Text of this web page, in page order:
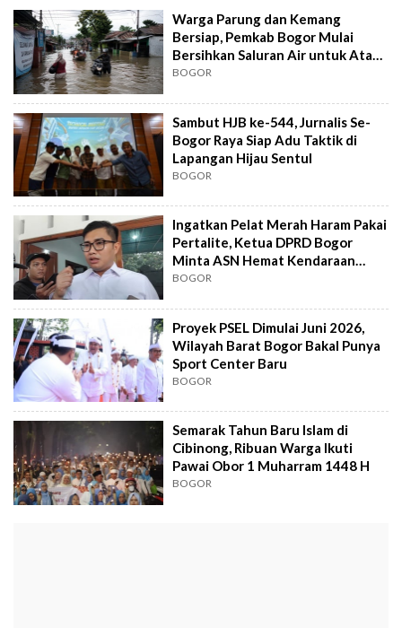
Warga Parung dan Kemang
Bersiap, Pemkab Bogor Mulai
Bersihkan Saluran Air untuk Atasi
Banjir
BOGOR
Sambut HJB ke-544, Jurnalis Se-
Bogor Raya Siap Adu Taktik di
Lapangan Hijau Sentul
BOGOR
Ingatkan Pelat Merah Haram Pakai
Pertalite, Ketua DPRD Bogor
Minta ASN Hemat Kendaraan
Dinas
BOGOR
Proyek PSEL Dimulai Juni 2026,
Wilayah Barat Bogor Bakal Punya
Sport Center Baru
BOGOR
Semarak Tahun Baru Islam di
Cibinong, Ribuan Warga Ikuti
Pawai Obor 1 Muharram 1448 H
BOGOR